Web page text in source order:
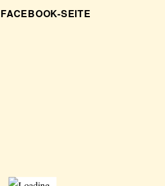
SEITE